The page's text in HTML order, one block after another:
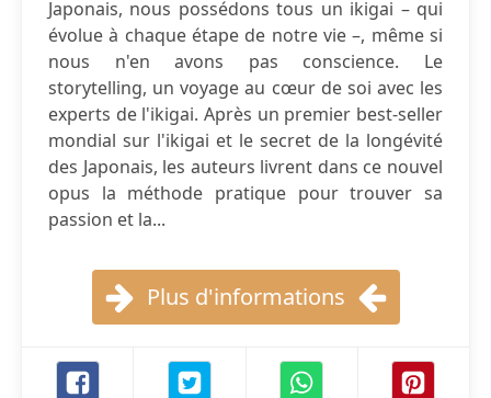
Japonais, nous possédons tous un ikigai – qui
évolue à chaque étape de notre vie –, même si
nous n'en avons pas conscience. Le
storytelling, un voyage au cœur de soi avec les
experts de l'ikigai. Après un premier best-seller
mondial sur l'ikigai et le secret de la longévité
des Japonais, les auteurs livrent dans ce nouvel
opus la méthode pratique pour trouver sa
passion et la...
Plus d'informations